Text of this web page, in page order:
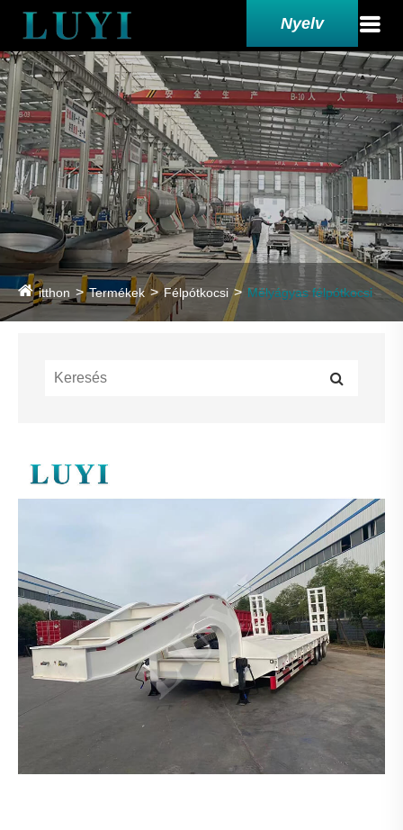
Nyelv
itthon Termékek Félpótkocsi Mélyágyas félpótkocsi